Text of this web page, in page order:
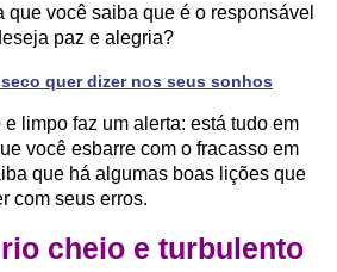
que você saiba que é o responsável
paz e alegria?
quer dizer nos seus sonhos
limpo faz um alerta: está tudo em
você esbarre com o fracasso em
que há algumas boas lições que
com seus erros.
cheio e turbulento